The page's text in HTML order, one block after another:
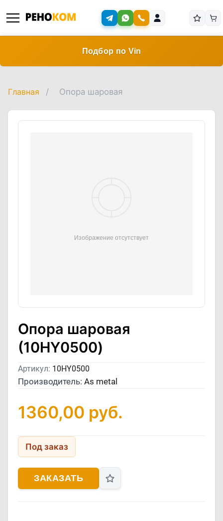
Подбор по Vin
Главная / Опора шаровая
Опора шаровая
(10HY0500)
Артикул: 10HY0500
Производитель: As metal
1360,00 руб.
Под заказ
ЗАКАЗАТЬ